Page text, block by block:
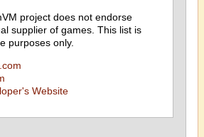
project does not endorse
supplier of games. This list is
purposes only.
Website